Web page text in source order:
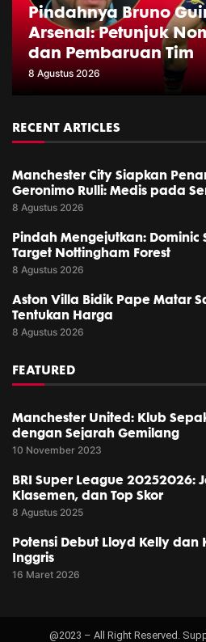
Pindahnya Bruno
Arsenal: Petunjuk
dan Pembaruan Tim
8 Agustus 2026
RECENT ARTICLES
Manchester City Siapkan
Geronimo Rulli: Medis pada
8 Agustus 2026
Pindah Mengejutkan: Dominic
Target Nottingham Forest
8 Agustus 2026
Aston Villa Bidik Pape Matar
Tentukan Harga
8 Agustus 2026
FEATURED
Manchester United: Klub
dengan Sejarah Gemilang
10 November 2023
BRI Super League 20252026:
Klasemen, dan Top Skor
8 Agustus 2025
Potensi Debut Lloyd Kelly dan
Inggris
16 Maret 2026
@2023 – All Right Reserved.